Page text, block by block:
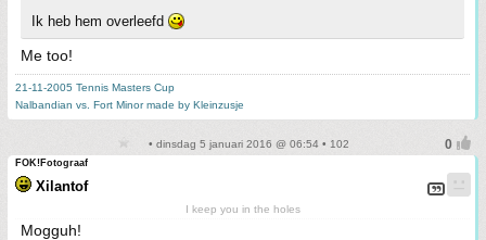
Ik heb hem overleefd
Me too!
21-11-2005 Tennis Masters Cup
Nalbandian vs. Fort Minor made by Kleinzusje
• dinsdag 5 januari 2016 @ 06:54 • 102
FOK!Fotograaf
Xilantof
I keep you in the holes
Mogguh!